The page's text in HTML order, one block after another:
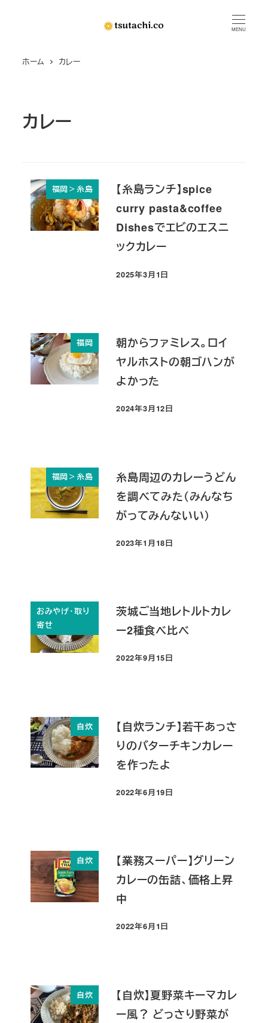
MENU
ホーム カレー
カレー
福岡＞糸島
【糸島ランチ】spice
curry pasta&coffee
Dishesでエビのエスニ
ックカレー
投稿日
2025年3月1日
福岡
朝からファミレス。ロイ
ヤルホストの朝ゴハンが
よかった
投稿日
2024年3月12日
福岡＞糸島
糸島周辺のカレーうどん
を調べてみた（みんなち
がってみんないい）
投稿日
2023年1月18日
おみやげ・取り
寄せ
茨城ご当地レトルトカレ
ー2種食べ比べ
投稿日
2022年9月15日
自炊
【自炊ランチ】若干あっさ
りのバターチキンカレー
を作ったよ
投稿日
2022年6月19日
自炊
【業務スーパー】グリーン
カレーの缶詰、価格上昇
中
投稿日
2022年6月1日
自炊
【自炊】夏野菜キーマカレ
ー風？ どっさり野菜が